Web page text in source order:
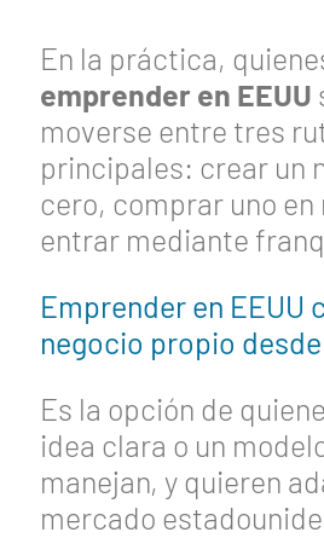
En la práctica,
emprender en EEUU
moverse entre tres
principales: crear un
cero, comprar uno en
entrar mediante
Emprender en EEUU
negocio propio
Es la opción de
idea clara o un
manejan, y quieren
mercado